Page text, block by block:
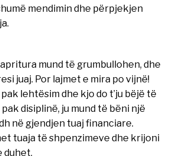
mendimin dhe përpjekjen
mund të grumbullohen, dhe
juaj. Por lajmet e mira po vijnë!
lehtësim dhe kjo do t’ju bëjë të
disiplinë, ju mund të bëni një
në gjendjen tuaj financiare.
tuaja të shpenzimeve dhe krijoni
duhet.